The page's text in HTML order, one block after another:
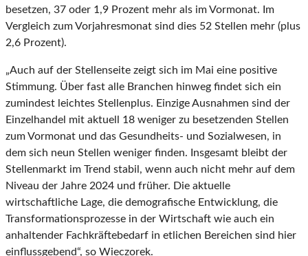
besetzen, 37 oder 1,9 Prozent mehr als im Vormonat. Im
Vergleich zum Vorjahresmonat sind dies 52 Stellen mehr (plus
2,6 Prozent).
„Auch auf der Stellenseite zeigt sich im Mai eine positive
Stimmung. Über fast alle Branchen hinweg findet sich ein
zumindest leichtes Stellenplus. Einzige Ausnahmen sind der
Einzelhandel mit aktuell 18 weniger zu besetzenden Stellen
zum Vormonat und das Gesundheits- und Sozialwesen, in
dem sich neun Stellen weniger finden. Insgesamt bleibt der
Stellenmarkt im Trend stabil, wenn auch nicht mehr auf dem
Niveau der Jahre 2024 und früher. Die aktuelle
wirtschaftliche Lage, die demografische Entwicklung, die
Transformationsprozesse in der Wirtschaft wie auch ein
anhaltender Fachkräftebedarf in etlichen Bereichen sind hier
einflussgebend“, so Wieczorek.